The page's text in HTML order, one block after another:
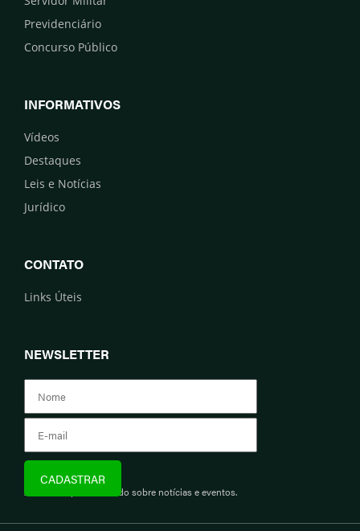
Previdenciário
Concurso Público
INFORMATIVOS
Vídeos
Destaques
Leis e Notícias
Jurídico
CONTATO
Links Úteis
NEWSLETTER
Assine e fique informado sobre notícias e eventos.